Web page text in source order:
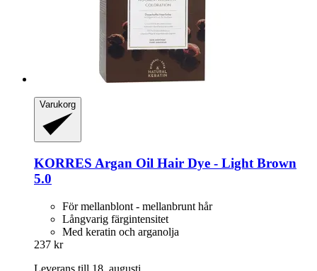
Varukorg
KORRES Argan Oil Hair Dye -​ Light Brown
5.0
För mellanblont - mellanbrunt hår
Långvarig färgintensitet
Med keratin och arganolja
237 kr
Leverans till 18. augusti